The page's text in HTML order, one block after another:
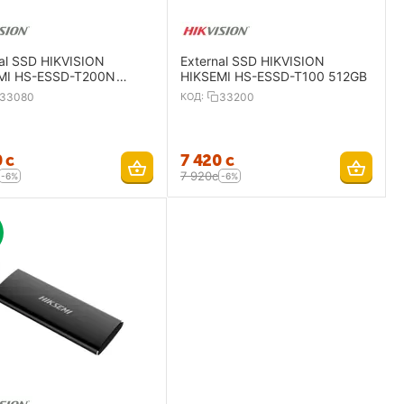
SSD HIKVISION
HS-ESSD-T200N
33080
с
-6%
External SSD HIKVISION
HIKSEMI HS-ESSD-T100 512GB
КОД: 33200
7 420с
7 920с -6%